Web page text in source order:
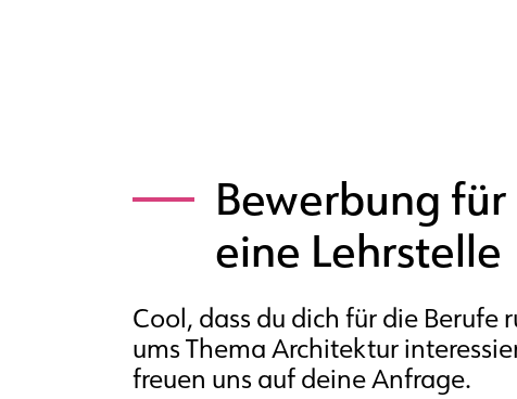
Bewerbung für
eine Lehrstelle
Cool, dass du dich für die Berufe
ums Thema Architektur
freuen uns auf deine Anfrage.